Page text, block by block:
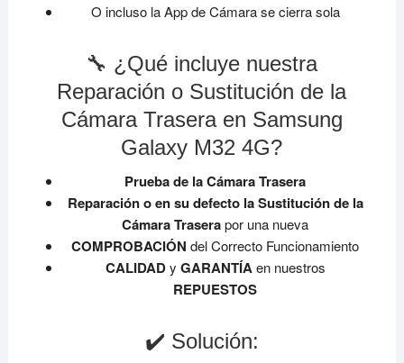
O incluso la App de Cámara se cierra sola
🔧 ¿Qué incluye nuestra
Reparación o Sustitución de la
Cámara Trasera en Samsung
Galaxy M32 4G?
Prueba de la Cámara Trasera
Reparación o en su defecto la Sustitución de la
Cámara Traserapor una nueva
COMPROBACIÓNdel Correcto Funcionamiento
CALIDADy GARANTÍAen nuestros
REPUESTOS
✔️ Solución: